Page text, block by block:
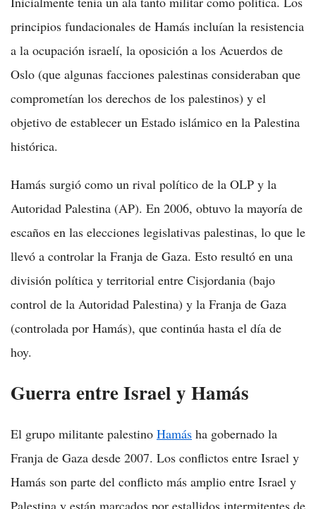
principios fundacionales de Hamás incluían la resistencia
a la ocupación israelí, la oposición a los Acuerdos de
Oslo (que algunas facciones palestinas consideraban que
comprometían los derechos de los palestinos) y el
objetivo de establecer un Estado islámico en la Palestina
histórica.
Hamás surgió como un rival político de la OLP y la
Autoridad Palestina (AP). En 2006, obtuvo la mayoría de
escaños en las elecciones legislativas palestinas, lo que le
llevó a controlar la Franja de Gaza. Esto resultó en una
división política y territorial entre Cisjordania (bajo
control de la Autoridad Palestina) y la Franja de Gaza
(controlada por Hamás), que continúa hasta el día de
hoy.
Guerra entre Israel y Hamás
El grupo militante palestino Hamás ha gobernado la
Franja de Gaza desde 2007. Los conflictos entre Israel y
Hamás son parte del conflicto más amplio entre Israel y
Palestina y están marcados por estallidos intermitentes de